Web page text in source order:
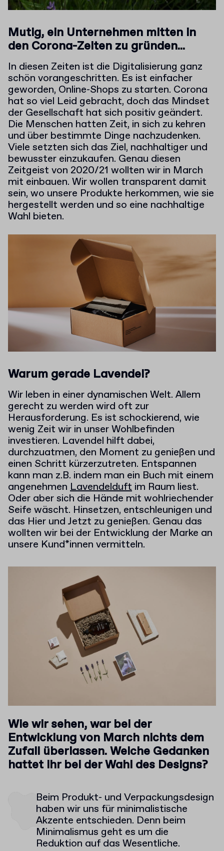
Mutig, ein Unternehmen mitten in
den Corona-Zeiten zu gründen...
In diesen Zeiten ist die Digitalisierung ganz
schön vorangeschritten. Es ist einfacher
geworden, Online-Shops zu starten. Corona
hat so viel Leid gebracht, doch das Mindset
der Gesellschaft hat sich positiv geändert.
Die Menschen hatten Zeit, in sich zu kehren
und über bestimmte Dinge nachzudenken.
Viele setzten sich das Ziel, nachhaltiger und
bewusster einzukaufen. Genau diesen
Zeitgeist von 2020/21 wollten wir in March
mit einbauen. Wir wollen transparent damit
sein, wo unsere Produkte herkommen, wie sie
hergestellt werden und so eine nachhaltige
Wahl bieten.
Warum gerade Lavendel?
Wir leben in einer dynamischen Welt. Allem
gerecht zu werden wird oft zur
Herausforderung. Es ist schockierend, wie
wenig Zeit wir in unser Wohlbefinden
investieren. Lavendel hilft dabei,
durchzuatmen, den Moment zu genießen und
einen Schritt kürzerzutreten. Entspannen
kann man z.B. indem man ein Buch mit einem
angenehmen Lavendelduft im Raum liest.
Oder aber sich die Hände mit wohlriechender
Seife wäscht. Hinsetzen, entschleunigen und
das Hier und Jetzt zu genießen. Genau das
wollten wir bei der Entwicklung der Marke an
unsere Kund*innen vermitteln.
Wie wir sehen, war bei der
Entwicklung von March nichts dem
Zufall überlassen. Welche Gedanken
hattet ihr bei der Wahl des Designs?
Beim Produkt- und Verpackungsdesign
haben wir uns für minimalistische
Akzente entschieden. Denn beim
Minimalismus geht es um die
Reduktion auf das Wesentliche.